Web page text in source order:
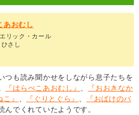
あおむし
リック・カール
さし
つも読み聞かせをしながら息子たちを
『はらぺこあおむし』
『おおきなか
』 『ぐりとぐら』
『おばけのバ
んでくれていたようです。